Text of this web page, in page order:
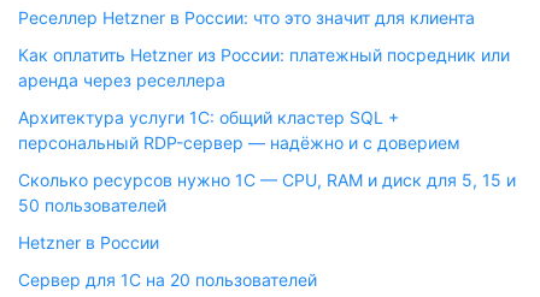
Реселлер Hetzner в России: что это значит для клиента
Как оплатить Hetzner из России: платежный посредник или
аренда через реселлера
Архитектура услуги 1С: общий кластер SQL +
персональный RDP-сервер — надёжно и с доверием
Сколько ресурсов нужно 1С — CPU, RAM и диск для 5, 15 и
50 пользователей
Hetzner в России
Сервер для 1С на 20 пользователей